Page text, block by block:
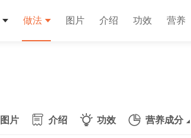
做法 图片 介绍 功效 营养
图片 介绍 功效 营养成分